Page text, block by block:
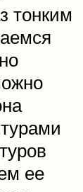
тонким
ее